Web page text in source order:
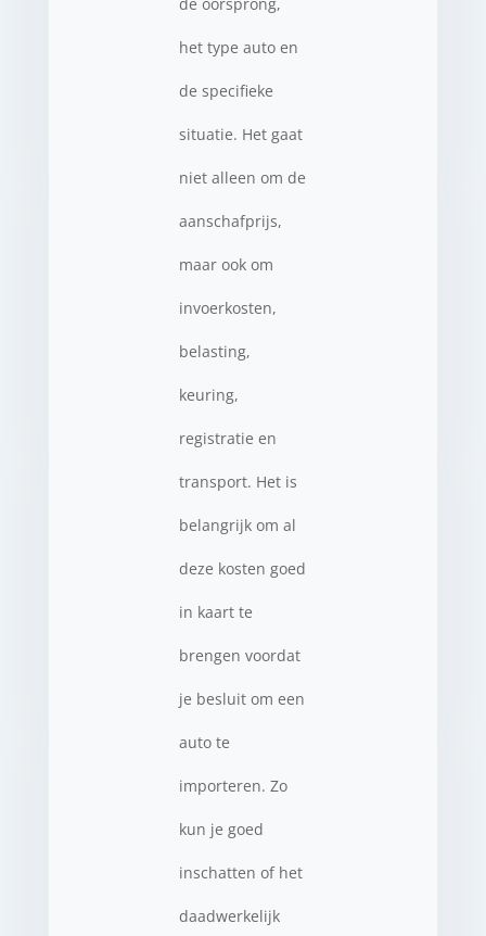
het type auto en
de specifieke
situatie. Het gaat
niet alleen om de
aanschafprijs,
maar ook om
invoerkosten,
belasting,
keuring,
registratie en
transport. Het is
belangrijk om al
deze kosten goed
in kaart te
brengen voordat
je besluit om een
auto te
importeren. Zo
kun je goed
inschatten of het
daadwerkelijk